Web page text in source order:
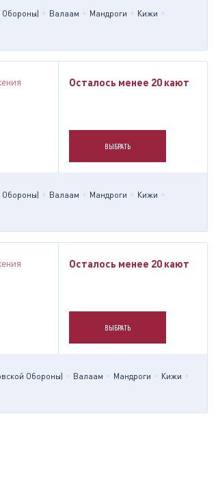
Обороны) Валаам Мандроги
Кижи
Осталось менее 20 кают
ВЫБРАТЬ
Обороны) Валаам Мандроги
Кижи
Осталось менее 20 кают
ВЫБРАТЬ
Обороны) Валаам Мандроги
Кижи